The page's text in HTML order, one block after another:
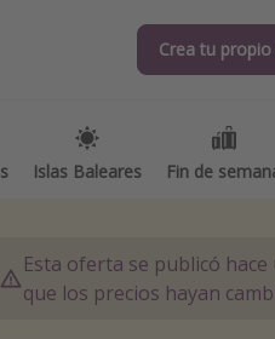
Crea tu propio
Islas Baleares Fin de
Crea tu
Islas Baleares Fin de
Esta oferta se publicó hace
que los precios hayan